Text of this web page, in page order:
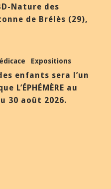
Nature des
de Brélès (29),
Expositions
enfants sera l’un
L’ÉPHÉMÈRE au
30 août 2026.